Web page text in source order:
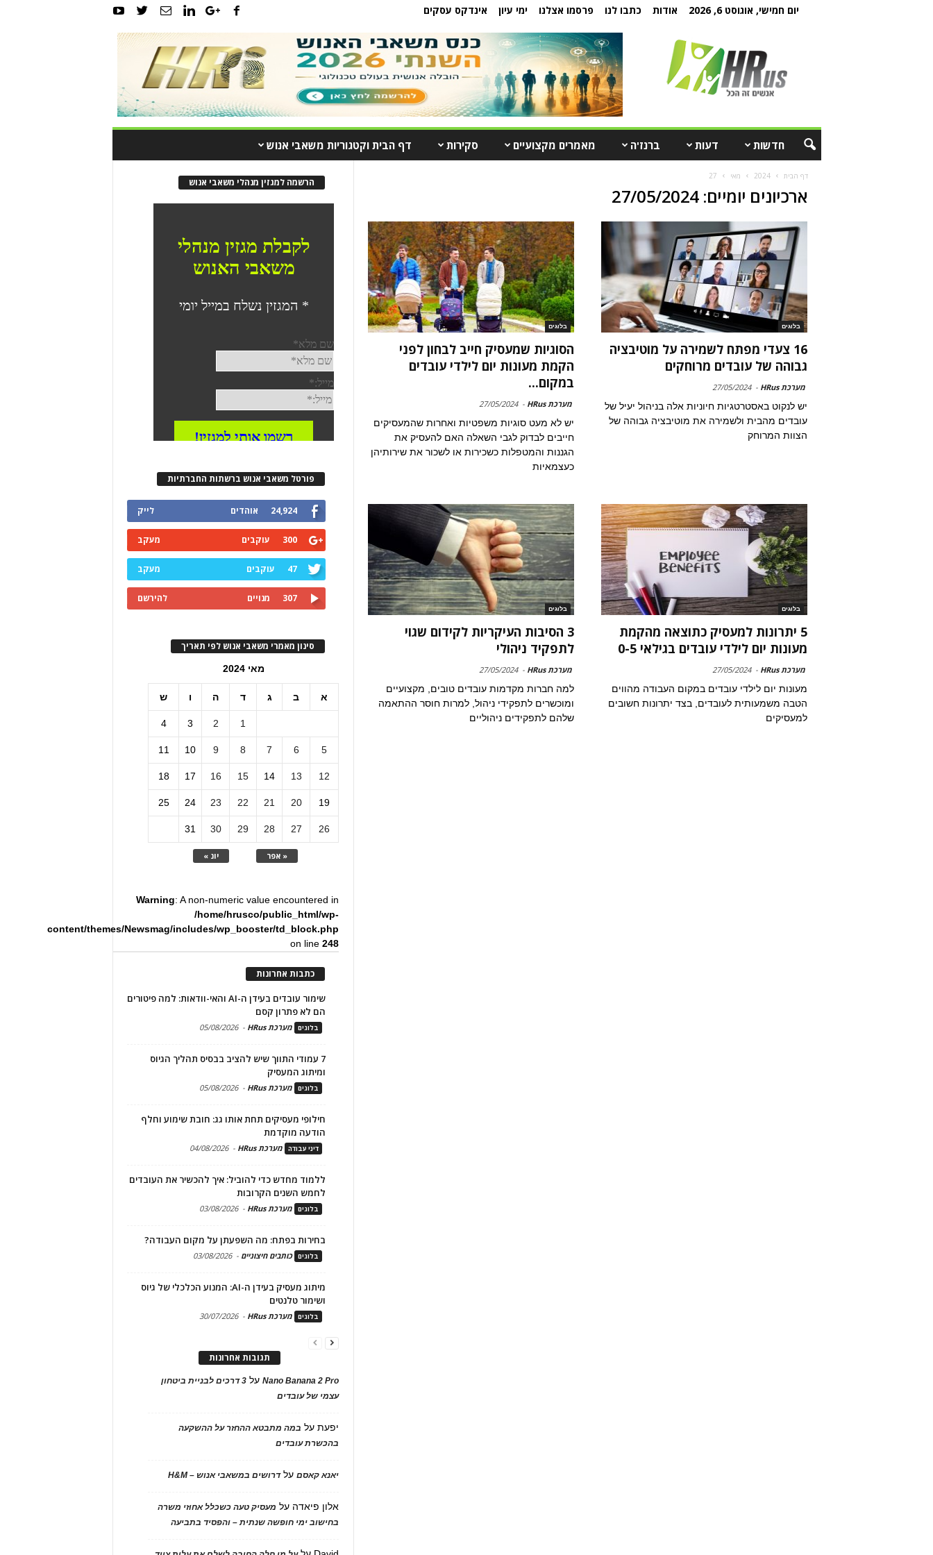
יום חמישי, אוגוסט 6, 2026 אודות כתבו לנו פרסמו אצלנו ימי עיון אינדקס עסקים
חדשות דעות ברנז'ה מאמרים מקצועיים סקירות דף הבית וקטגוריות משאבי אנוש
דף הבית 2024 מאי 27
ארכיונים יומיים: 27/05/2024
בלוגים
16 צעדי מפתח לשמירה על מוטיבציה
גבוהה של עובדים מרוחקים
מערכת HRus -
27/05/2024
יש לנקוט באסטרטגיות חיוניות אלה בניהול יעיל של
עובדים מהבית ולשמירה את מוטיבציה גבוהה של
הצוות המרוחק
בלוגים
הסוגיות שמעסיק חייב לבחון לפני
הקמת מעונות יום לילדי עובדים
במקום...
מערכת HRus -
27/05/2024
יש לא מעט סוגיות משפטיות ואחרות שהמעסיקים
חייבים לבדוק לגבי השאלה האם להעסיק את
הגננות והמטפלות כשכירות או לשכור את שירותיהן
כעצמאיות
בלוגים
5 יתרונות למעסיק כתוצאה מהקמת
מעונות יום לילדי עובדים בגילאי 0-5
מערכת HRus -
27/05/2024
מעונות יום לילדי עובדים במקום העבודה מהווים
הטבה משמעותית לעובדים, בצד יתרונות חשובים
למעסיקים
בלוגים
3 הסיבות העיקריות לקידום שגוי
לתפקיד ניהולי
מערכת HRus -
27/05/2024
למה חברות מקדמות עובדים טובים, מקצועיים
ומוכשרים לתפקידי ניהול, למרות חוסר ההתאמה
שלהם לתפקידים ניהוליים
הרשמה למגזין מנהלי משאבי אנוש
פורטל משאבי אנוש ברשתות החברתיות
24,924 אוהדים לייק
300 עוקבים מעקב
47 עוקבים מעקב
307 מנויים להירשם
סינון מאמרי משאבי אנוש לפי תאריך
מאי 2024
א ב ג ד ה ו ש
« אפר יונ »
1
2
3
4
5
6
7
8
9
10
11
12
13
14
15
16
17
18
19
20
21
22
23
24
25
26
27
28
29
30
31
Warning: A non-numeric value encountered in
/home/hrusco/public_html/wp-
content/themes/Newsmag/includes/wp_booster/td_block.php
on line248
כתבות אחרונות
שימור עובדים בעידן ה-AI והאי-וודאות: למה פיטורים
הם לא פתרון קסם
בלוגים מערכת HRus -
05/08/2026
7 עמודי התווך שיש להציב בבסיס תהליך הגיוס
ומיתוג המעסיק
בלוגים מערכת HRus -
05/08/2026
חילופי מעסיקים תחת אותו גג: חובת שימוע וחלף
הודעה מוקדמת
דיני עבודה מערכת HRus -
04/08/2026
ללמוד מחדש כדי להוביל: איך להכשיר את העובדים
לחמש השנים הקרובות
בלוגים מערכת HRus -
03/08/2026
בחירות בפתח: מה השפעתן על מקום העבודה?
בלוגים כותבים חיצוניים -
03/08/2026
מיתוג מעסיק בעידן ה-AI: המנוע הכלכלי של גיוס
ושימור טלנטים
בלוגים מערכת HRus -
30/07/2026
תגובות אחרונות
Nano Banana 2 Proעל
3 דרכים לבניית ביטחון
עצמי של עובדים
יפעתעל במה מתבטא ההחזר על ההשקעה
בהכשרת עובדים
יאנא קאסםעלדרושים במשאבי אנוש – H&M
אלון פיאדה על מעסיק טעה כשכלל אחוזי משרה
בחישוב ימי חופשה שנתית – והפסיד בתביעה